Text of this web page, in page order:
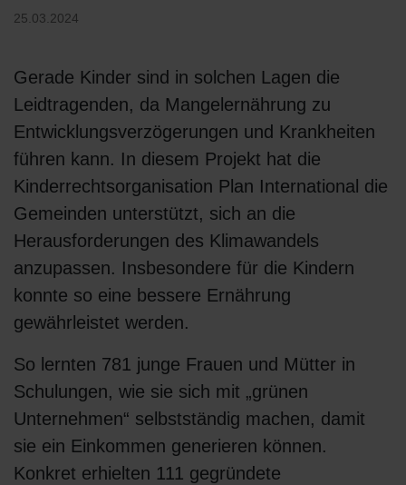
25.03.2024
Gerade Kinder sind in solchen Lagen die
Leidtragenden, da Mangelernährung zu
Entwicklungsverzögerungen und Krankheiten
führen kann. In diesem Projekt hat die
Kinderrechtsorganisation Plan International die
Gemeinden unterstützt, sich an die
Herausforderungen des Klimawandels
anzupassen. Insbesondere für die Kindern
konnte so eine bessere Ernährung
gewährleistet werden.
So lernten 781 junge Frauen und Mütter in
Schulungen, wie sie sich mit „grünen
Unternehmen“ selbstständig machen, damit
sie ein Einkommen generieren können.
Konkret erhielten 111 gegründete